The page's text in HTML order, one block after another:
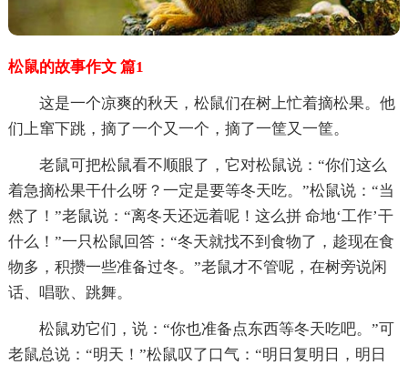
松鼠的故事作文 篇1
这是一个凉爽的秋天，松鼠们在树上忙着摘松果。他
们上窜下跳，摘了一个又一个，摘了一筐又一筐。
老鼠可把松鼠看不顺眼了，它对松鼠说：“你们这么
着急摘松果干什么呀？一定是要等冬天吃。”松鼠说：“当
然了！”老鼠说：“离冬天还远着呢！这么拼 命地‘工作’干
什么！”一只松鼠回答：“冬天就找不到食物了，趁现在食
物多，积攒一些准备过冬。”老鼠才不管呢，在树旁说闲
话、唱歌、跳舞。
松鼠劝它们，说：“你也准备点东西等冬天吃吧。”可
老鼠总说：“明天！”松鼠叹了口气：“明日复明日，明日